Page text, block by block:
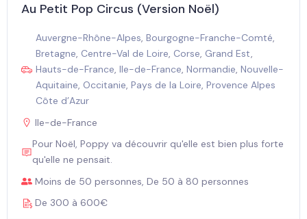
Au Petit Pop Circus (Version Noël)
Auvergne-Rhône-Alpes, Bourgogne-Franche-Comté,
Bretagne, Centre-Val de Loire, Corse, Grand Est,
Hauts-de-France, Ile-de-France, Normandie, Nouvelle-
Aquitaine, Occitanie, Pays de la Loire, Provence Alpes
Côte d’Azur
Ile-de-France
Pour Noël, Poppy va découvrir qu'elle est bien plus forte
qu'elle ne pensait.
Moins de 50 personnes, De 50 à 80 personnes
De 300 à 600€